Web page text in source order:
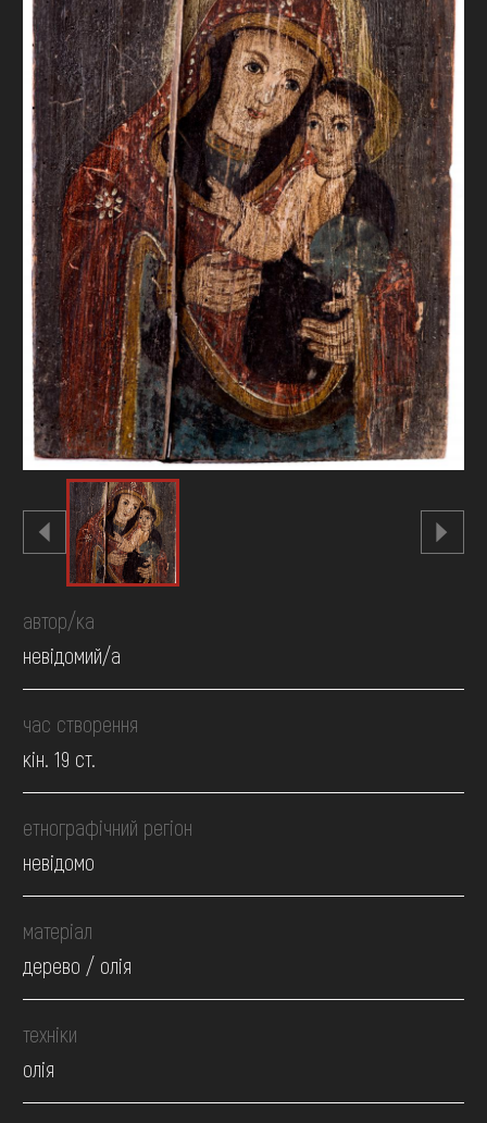
ОНЛАЙН-КРАМНИЦЯ
ПІДТРИМАТИ
автор/ка
невідомий/а
час створення
кін. 19 ст.
етнографічний регіон
невідомо
матеріал
дерево / олія
техніки
олія